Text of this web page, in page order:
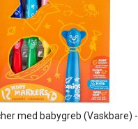
med babygreb (Vaskbare)